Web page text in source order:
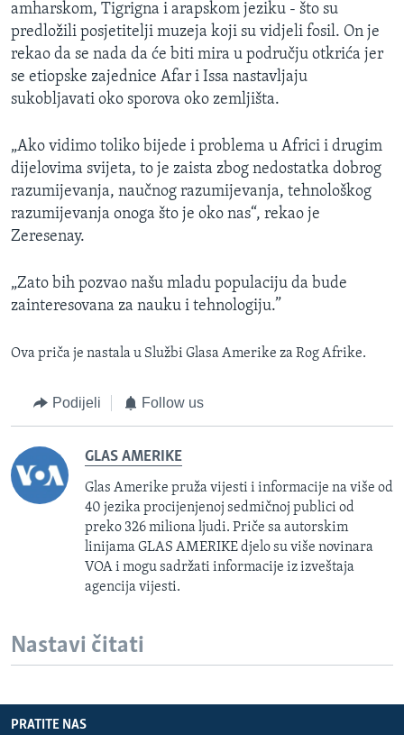
amharskom, Tigrigna i arapskom jeziku - što su
predložili posjetitelji muzeja koji su vidjeli fosil. On je
rekao da se nada da će biti mira u području otkrića jer
se etiopske zajednice Afar i Issa nastavljaju
sukobljavati oko sporova oko zemljišta.
„Ako vidimo toliko bijede i problema u Africi i drugim
dijelovima svijeta, to je zaista zbog nedostatka dobrog
razumijevanja, naučnog razumijevanja, tehnološkog
razumijevanja onoga što je oko nas“, rekao je
Zeresenay.
„Zato bih pozvao našu mladu populaciju da bude
zainteresovana za nauku i tehnologiju.”
Ova priča je nastala u Službi Glasa Amerike za Rog Afrike.
Podijeli Follow us
GLAS AMERIKE
Glas Amerike pruža vijesti i informacije na više od
40 jezika procijenjenoj sedmičnoj publici od
preko 326 miliona ljudi. Priče sa autorskim
linijama GLAS AMERIKE djelo su više novinara
VOA i mogu sadržati informacije iz izveštaja
agencija vijesti.
Nastavi čitati
PRATITE NAS